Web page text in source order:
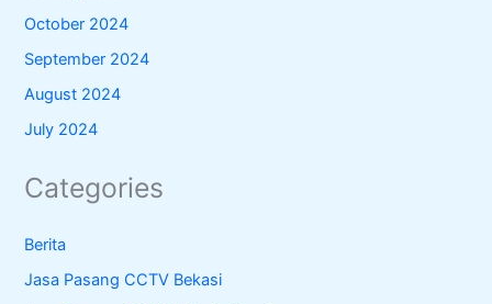
October 2024
September 2024
August 2024
July 2024
Categories
Berita
Jasa Pasang CCTV Bekasi